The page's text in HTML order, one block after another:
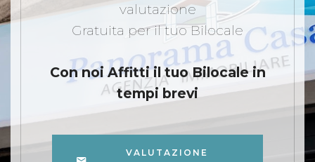
valutazione
Gratuita per il tuo Bilocale
Con noi Affitti il tuo Bilocalein
tempi brevi
VALUTAZIONE